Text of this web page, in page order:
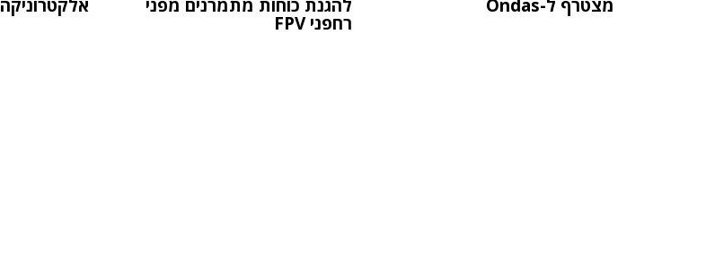
מצטרף ל-Ondas להגנת כוחות מתמרנים מפני
רחפני FPV
אלקטרוניקה